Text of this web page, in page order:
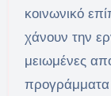
κοινωνικό
χάνουν την
μειωμένες
προγράμματα